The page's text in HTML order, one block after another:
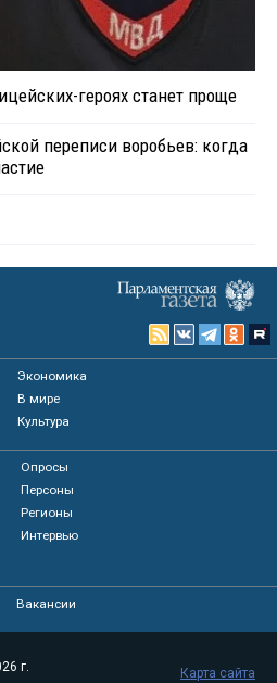
героях станет проще
переписи воробьев: когда
Экономика
В мире
Культура
Опросы
Персоны
Регионы
Интервью
Вакансии
г.
Карта сайта